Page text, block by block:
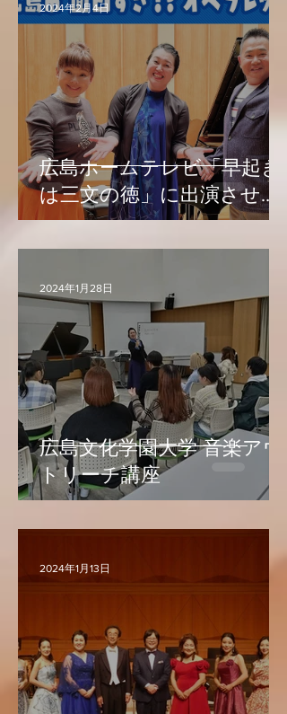
広島ホームテレビ「早起き
は三文の徳」に出演させて
いただきました！
2024年2月4日
広島文化学園大学 音楽アウ
トリーチ講座
2024年1月28日
2024年1月13日